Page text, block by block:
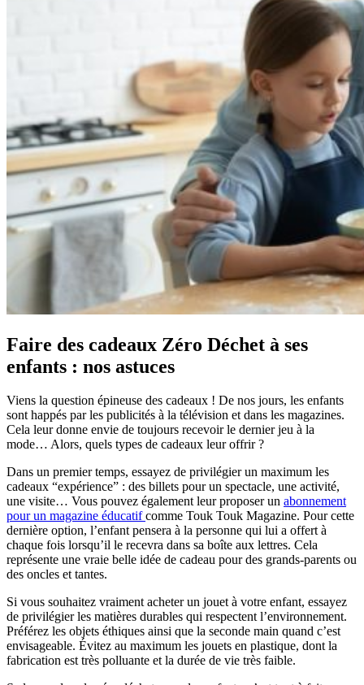
Faire des cadeaux Zéro Déchet à ses
enfants : nos astuces
Viens la question épineuse des cadeaux ! De nos jours, les enfants
sont happés par les publicités à la télévision et dans les magazines.
Cela leur donne envie de toujours recevoir le dernier jeu à la
mode… Alors, quels types de cadeaux leur offrir ?
Dans un premier temps, essayez de privilégier un maximum les
cadeaux “expérience” : des billets pour un spectacle, une activité,
une visite… Vous pouvez également leur proposer un abonnement
pour un magazine éducatifcomme Touk Touk Magazine. Pour cette
dernière option, l’enfant pensera à la personne qui lui a offert à
chaque fois lorsqu’il le recevra dans sa boîte aux lettres. Cela
représente une vraie belle idée de cadeau pour des grands-parents ou
des oncles et tantes.
Si vous souhaitez vraiment acheter un jouet à votre enfant, essayez
de privilégier les matières durables qui respectent l’environnement.
Préférez les objets éthiques ainsi que la seconde main quand c’est
envisageable. Évitez au maximum les jouets en plastique, dont la
fabrication est très polluante et la durée de vie très faible.